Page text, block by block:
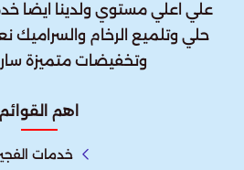
علي اعلي مستوي ولدينا ايضا
حلي وتلميع الرخام والسراميك
وتخفيضات متميزة
اهم القوائم
خدمات